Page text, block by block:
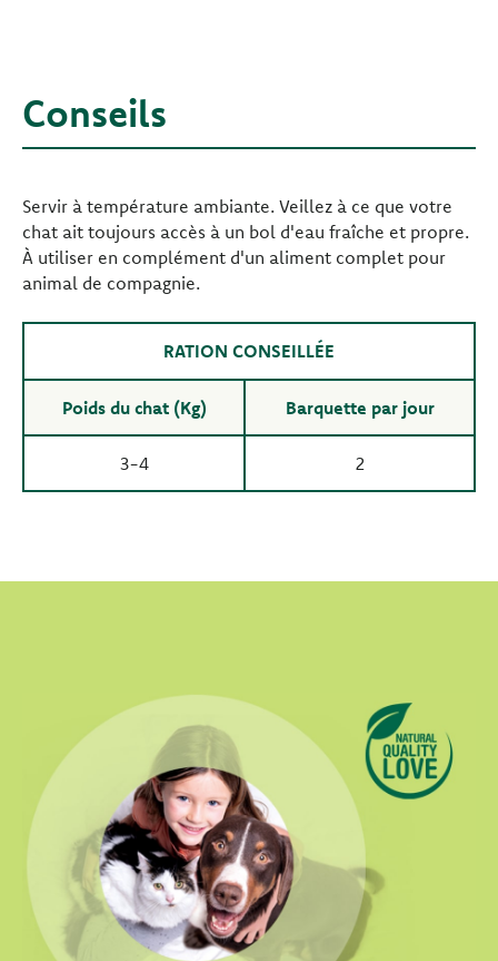
Conseils
Servir à température ambiante. Veillez à ce que votre
chat ait toujours accès à un bol d'eau fraîche et propre.
À utiliser en complément d'un aliment complet pour
animal de compagnie.
RATION CONSEILLÉE
Poids du chat (Kg) Barquette par jour
3-4 2